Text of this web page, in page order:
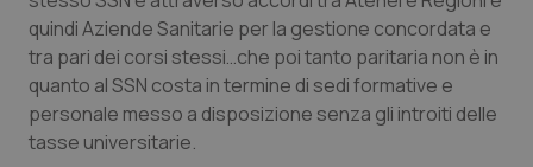
Provincia Autonoma di Bolzano
Provincia Autonoma di Trento
Puglia
Infezioni & Febbre
Ipertensione & Scompenso
Malattie rare
quindi Aziende Sanitarie per la gestione concordata e
tra pari dei corsi stessi…che poi tanto paritaria non è in
quanto al SSN costa in termine di sedi formative e
personale messo a disposizione senza gli introiti delle
tasse universitarie.